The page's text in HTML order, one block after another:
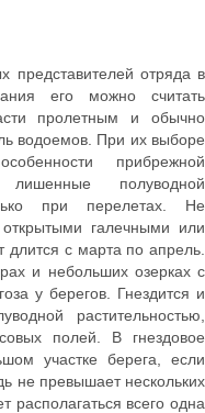
представителей отряда в
его можно считать
пролетным и обычно
водоемов. При их выборе
прибрежной
полуводной
при перелетах. Не
галечными или
с марта по апрель.
и небольших озерках с
у берегов. Гнездится и
растительностью,
полей. В гнездовое
участке берега, если
не превышает нескольких
располагаться всего одна